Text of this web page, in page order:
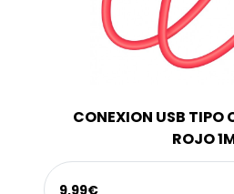
CONEXION USB TIPO
ROJO
9,99€